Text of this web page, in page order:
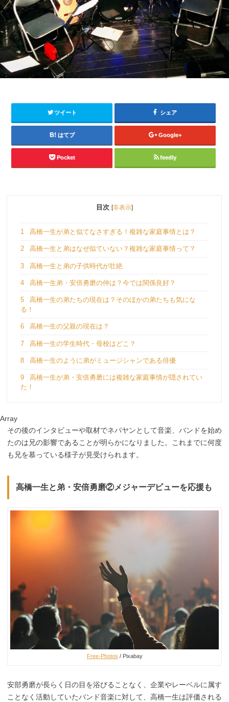
ツイート シェア
はてブ Google+
Pocket feedly
目次 [非表示]
1 高橋一生が弟と似てなさすぎる！複雑な家庭事情とは？
2 高橋一生と弟はなぜ似ていない？複雑な家庭事情って？
3 高橋一生と弟の子供時代が壮絶
4 高橋一生弟・安倍勇磨の仲は？今では関係良好？
5
高橋一生の弟たちの現在は？そのほかの弟たちも気にな
る！
6 高橋一生の父親の現在は？
7 高橋一生の学生時代・母校はどこ？
8 高橋一生のように弟がミュージシャンである俳優
9
高橋一生が弟・安倍勇磨には複雑な家庭事情が隠されてい
た！
Array
その後のインタビューや取材でネバヤンとして音楽、バンドを始め
たのは兄の影響であることが明らかになりました。これまでに何度
も兄を慕っている様子が見受けられます。
高橋一生と弟・安倍勇磨②メジャーデビューを応援も
Free-Photos / Pixabay
安部勇磨が長らく日の目を浴びることなく、企業やレーベルに属す
ことなく活動していたバンド音楽に対して、高橋一生は評価される